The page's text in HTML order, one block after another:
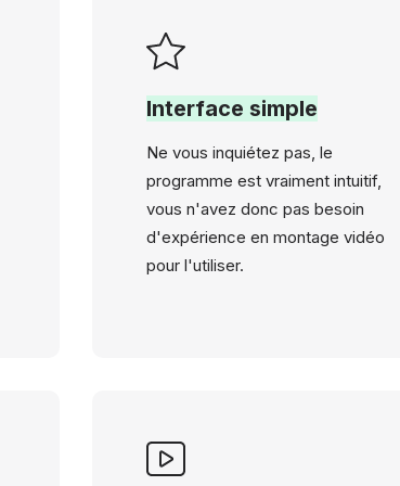
Interface simple
Ne vous inquiétez pas, le
programme est vraiment intuitif,
vous n'avez donc pas besoin
d'expérience en montage vidéo
pour l'utiliser.